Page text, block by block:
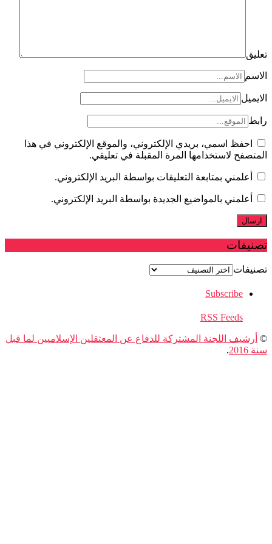
احفظ اسمي، بريدي الإلكتروني، والموقع الإلكتروني في هذا
لاستخدامها المرة المقبلة في تعليقي.
أعلمني بمتابعة التعليقات بواسطة البريد الإلكتروني.
أعلمني بالمواضيع الجديدة بواسطة البريد الإلكتروني.
Subscribe
RSS Feeds
اللجنة المشتركة للدفاع عن المعتقلين الإسلاميين لما قبل
.